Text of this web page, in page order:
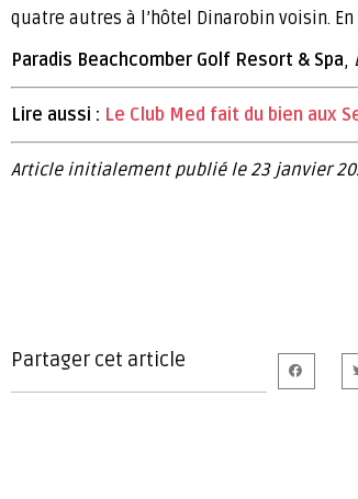
quatre autres à l’hôtel Dinarobin voisin.
Paradis Beachcomber Golf Resort & Spa,
Lire aussi : Le Club Med fait du bien aux
Article initialement publié le 23 janvier
Partager cet article